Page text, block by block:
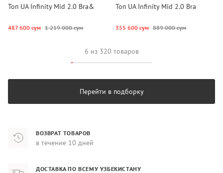
Топ UA Infinity Mid 2.0 Bra&
487 600 сум 1 219 000 сум
Топ UA Infinity Mid 2.0 Bra
355 600 сум 889 000 сум
6 из 320 товаров
Перейти в подборку
ВОЗВРАТ ТОВАРОВ
в течение 10 дней
ДОСТАВКА ПО ВСЕМУ УЗБЕКИСТАНУ